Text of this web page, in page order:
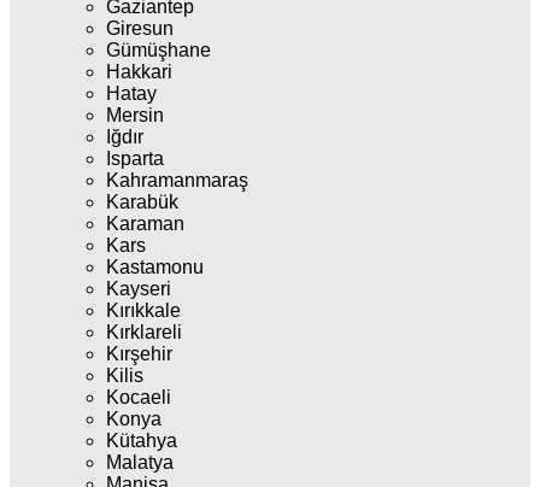
Gaziantep
Giresun
Gümüşhane
Hakkari
Hatay
Mersin
Iğdır
Isparta
Kahramanmaraş
Karabük
Karaman
Kars
Kastamonu
Kayseri
Kırıkkale
Kırklareli
Kırşehir
Kilis
Kocaeli
Konya
Kütahya
Malatya